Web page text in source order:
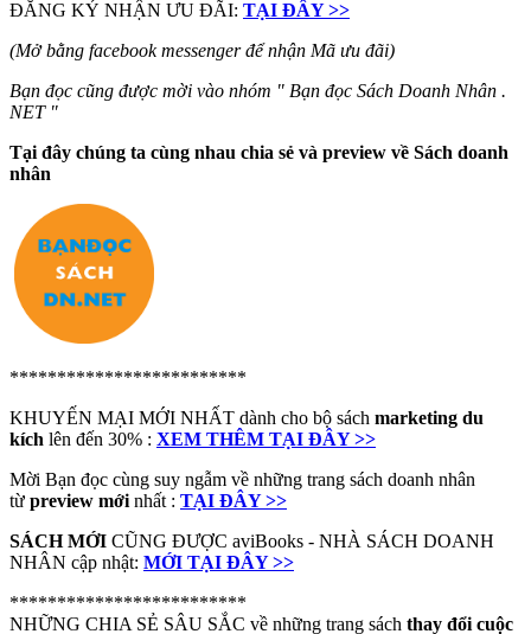
ĐĂNG KÝ NHẬN ƯU ĐÃI: TẠI ĐÂY >>
(Mở bằng facebook messenger để nhận Mã ưu đãi)
Bạn đọc cũng được mời vào nhóm " Bạn đọc Sách Doanh Nhân .
NET "
Tại đây chúng ta cùng nhau chia sẻ và preview về Sách doanh
nhân
*************************
KHUYẾN MẠI MỚI NHẤT dành cho bộ sách marketing du
kích lên đến 30% : XEM THÊM TẠI ĐÂY >>
Mời Bạn đọc cùng suy ngẫm về những trang sách doanh nhân
từ preview mới nhất : TẠI ĐÂY >>
SÁCH MỚI CŨNG ĐƯỢC aviBooks - NHÀ SÁCH DOANH
NHÂN cập nhật: MỚI TẠI ĐÂY >>
*************************
NHỮNG CHIA SẺ SÂU SẮC về những trang sách thay đổi cuộc